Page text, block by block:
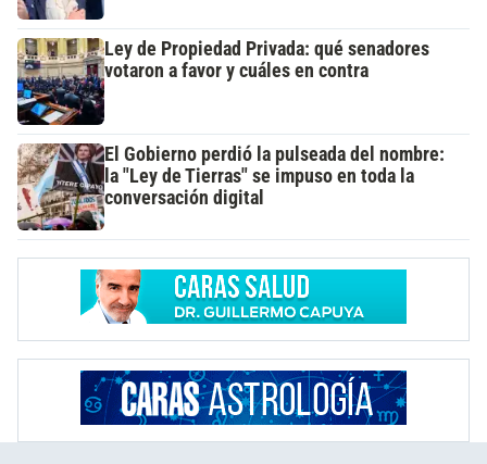
Ley de Propiedad Privada: qué senadores
votaron a favor y cuáles en contra
El Gobierno perdió la pulseada del nombre:
la "Ley de Tierras" se impuso en toda la
conversación digital